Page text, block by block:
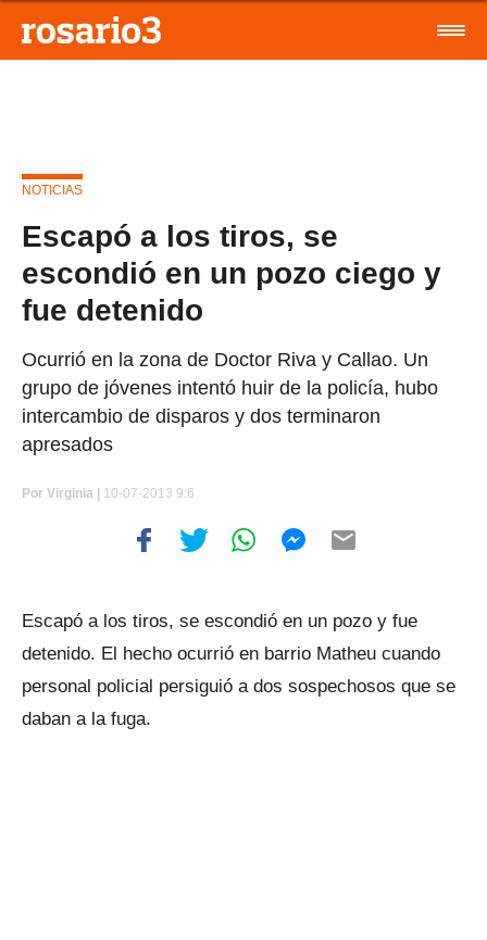
NOTICIAS
Escapó a los tiros, se
escondió en un pozo ciego y
fue detenido
Ocurrió en la zona de Doctor Riva y Callao. Un
grupo de jóvenes intentó huir de la policía, hubo
intercambio de disparos y dos terminaron
apresados
Por Virginia | 10-07-2013 9:6
Escapó a los tiros, se escondió en un pozo y fue
detenido. El hecho ocurrió en barrio Matheu cuando
personal policial persiguió a dos sospechosos que se
daban a la fuga.